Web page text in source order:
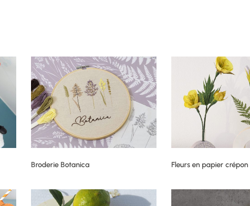
Broderie Botanica Fleurs en papier crépon